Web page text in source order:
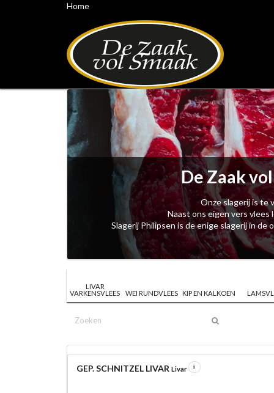
Home
De Zaak
Onze slagerij is te
Naast ons eigen vers vlees
Slagerij Philipsen is de enige slagerij in
LIVAR
VARKENSVLEES
WEI RUNDVLEES KIP EN KALKOEN
GEP. SCHNITZEL LIVAR Livar